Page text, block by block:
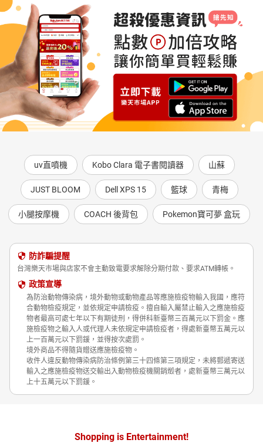
uv直噴機 Kobo Clara 電子書閱讀器 山蘇
JUST BLOOM Dell XPS 15 籃球 青梅
小腿按摩機 COACH 後背包 Pokemon寶可夢 盒玩
防詐騙提醒
台灣樂天市場與店家不會主動致電要求解除分期付款、要求ATM轉帳。
政策宣導
為防治動物傳染病，境外動物或動物產品等應施檢疫物輸入我國，應符
合動物檢疫規定，並依規定申請檢疫。擅自輸入屬禁止輸入之應施檢疫
物者最高可處七年以下有期徒刑，得併科新臺幣三百萬元以下罰金。應
施檢疫物之輸入人或代理人未依規定申請檢疫者，得處新臺幣五萬元以
上一百萬元以下罰鍰，並得按次處罰。
境外商品不得隨貨贈送應施檢疫物。
收件人違反動物傳染病防治條例第三十四條第三項規定，未將郵遞寄送
輸入之應施檢疫物送交輸出入動物檢疫機關銷燬者，處新臺幣三萬元以
上十五萬元以下罰鍰。
Shopping is Entertainment!